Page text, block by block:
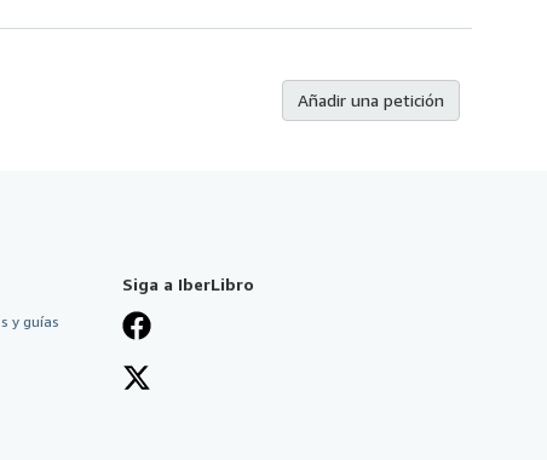
Añadir una petición
y guías
Siga a IberLibro